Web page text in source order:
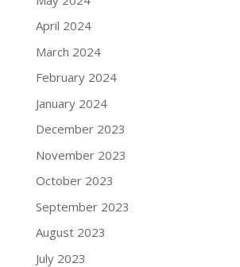
April 2024
March 2024
February 2024
January 2024
December 2023
November 2023
October 2023
September 2023
August 2023
July 2023